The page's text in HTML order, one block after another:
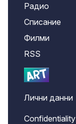
Радио
Списание
Филми
RSS
Лични данни
Confidentiality